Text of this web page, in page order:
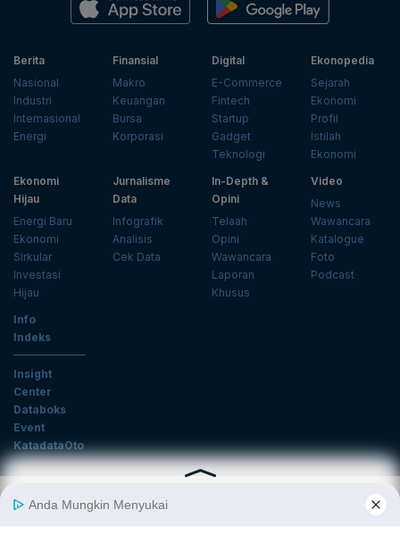
Berita
Nasional
Industri
Internasional
Energi
Finansial
Makro
Keuangan
Bursa
Korporasi
Digital
E-Commerce
Fintech
Startup
Gadget
Teknologi
Ekonopedia
Sejarah
Ekonomi
Profil
Istilah
Ekonomi
Ekonomi
Hijau
Energi Baru
Ekonomi
Sirkular
Investasi
Hijau
Jurnalisme
Data
Infografik
Analisis
Cek Data
In-Depth &
Opini
Telaah
Opini
Wawancara
Laporan
Khusus
Video
News
Wawancara
Katalogue
Foto
Podcast
Info
Indeks
Insight
Center
Databoks
Event
KatadataOto
Langganan Newsletter